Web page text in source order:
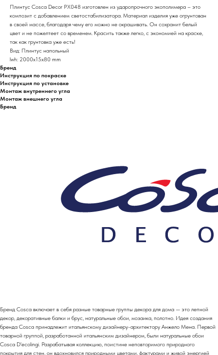
Плинтус Cosca Decor PX048 изготовлен из ударопрочного экополимера – это
композит с добавлением светостабилизатора. Материал изделия уже огрунтован
в своей массе, благодаря чему его можно не окрашивать. Он сохранит белый
цвет и не пожелтеет со временем. Красить также легко, с экономией на краске,
так как грунтовка уже есть!
Вид: Плинтус напольный
lwh: 2000x15x80 mm
Бренд
Инструкция по покраске
Инструкция по установке
Монтаж внутреннего угла
Монтаж внешнего угла
Бренд
Бренд Cosca включает в себя разные товарные группы декора для дома — это лепной
декор, декоративные балки и брус, натуральные обои, мозаика, полотно. Идея создания
бренда Cosca принадлежит итальянскому дизайнеру-архитектору Анжело Мена. Первой
товарной группой, разработанной итальянским дизайнером, были натуральные обои
Cosca D'ecolingi. Разрабатывая коллекцию, поистине неповторимого природного
покрытия для стен, он вдохновился природными цветами, фактурами и живой энергией